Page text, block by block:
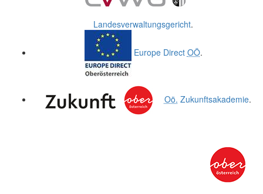
Landesverwaltungsgericht.
Europe Direct OÖ.
Oö. Zukunftsakademie.